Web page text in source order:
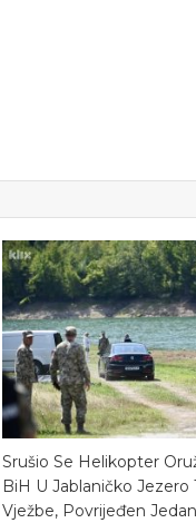
Srušio Se Helikopter
BiH U Jablaničko Jezero
Vježbe, Povrijeđen